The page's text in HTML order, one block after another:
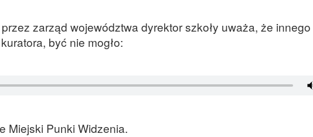
zarząd województwa dyrektor szkoły uważa, że innego
być nie mogło:
Miejski Punki Widzenia.